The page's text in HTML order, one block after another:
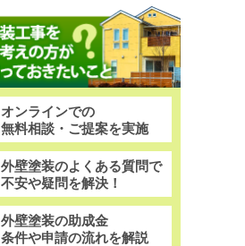
オンラインでの
無料相談・ご提案を実施
外壁塗装のよくある質問で
不安や疑問を解決！
外壁塗装の助成金
条件や申請の流れを解説